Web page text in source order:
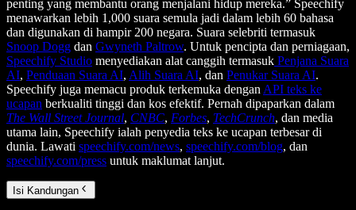
penting yang membantu orang menjalani hidup mereka.” Speechify
menawarkan lebih 1,000 suara semula jadi dalam lebih 60 bahasa
dan digunakan di hampir 200 negara. Suara selebriti termasuk
Snoop Dogg dan Gwyneth Paltrow. Untuk pencipta dan perniagaan,
Speechify Studio menyediakan alat canggih termasuk Penjana Suara
AI, Penduaan Suara AI, Alih Suara AI, dan Penukar Suara AI.
Speechify juga memacu produk terkemuka dengan API teks ke
ucapan berkualiti tinggi dan kos efektif. Pernah dipaparkan dalam
The Wall Street Journal, CNBC, Forbes, TechCrunch, dan media
utama lain, Speechify ialah penyedia teks ke ucapan terbesar di
dunia. Lawati speechify.com/news, speechify.com/blog, dan
speechify.com/press untuk maklumat lanjut.
Isi Kandungan